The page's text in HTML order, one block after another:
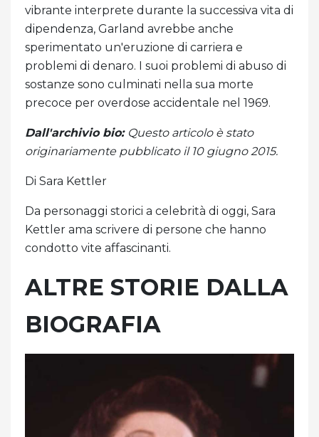
vibrante interprete durante la successiva vita di
dipendenza, Garland avrebbe anche
sperimentato un'eruzione di carriera e
problemi di denaro. I suoi problemi di abuso di
sostanze sono culminati nella sua morte
precoce per overdose accidentale nel 1969.
Dall'archivio bio: Questo articolo è stato
originariamente pubblicato il 10 giugno 2015.
Di Sara Kettler
Da personaggi storici a celebrità di oggi, Sara
Kettler ama scrivere di persone che hanno
condotto vite affascinanti.
ALTRE STORIE DALLA
BIOGRAFIA